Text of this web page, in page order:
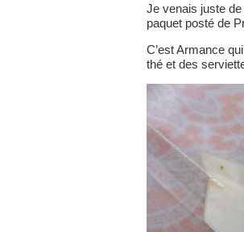
Je venais juste
paquet posté de
C’est Armance
thé et des